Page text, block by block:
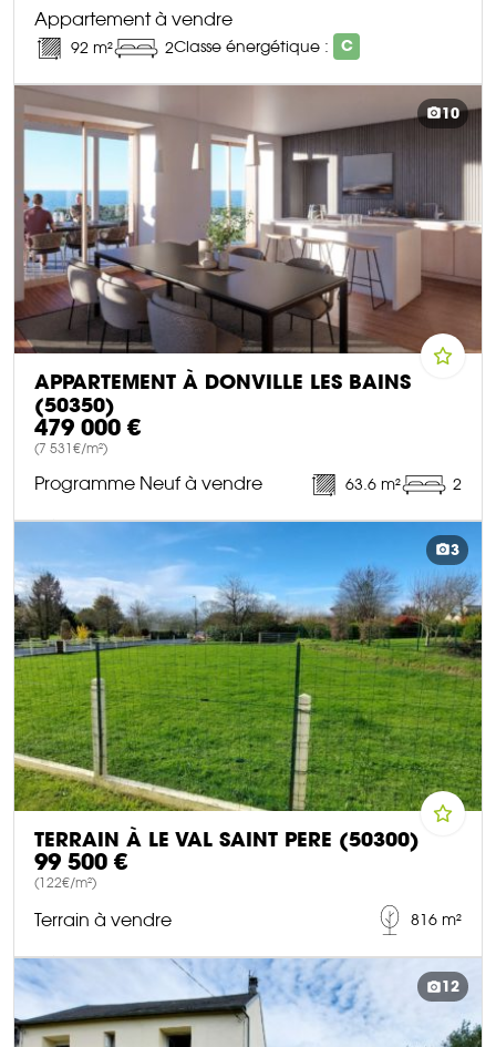
Appartement à vendre
92 m² 2Classe énergétique : C
DÉCOUVRIR CE BIEN
10
APPARTEMENT À DONVILLE LES BAINS
(50350)
479 000 €
(7 531€/m²)
Programme Neuf à vendre 63.6 m² 2
DÉCOUVRIR CE BIEN
3
TERRAIN À LE VAL SAINT PERE (50300)
99 500 €
(122€/m²)
Terrain à vendre 816 m²
DÉCOUVRIR CE BIEN
12